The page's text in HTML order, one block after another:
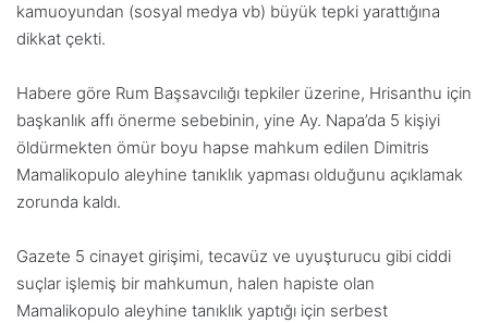
kamuoyundan (sosyal medya vb) büyük tepki yarattığına
dikkat çekti.
Habere göre Rum Başsavcılığı tepkiler üzerine, Hrisanthu için
başkanlık affı önerme sebebinin, yine Ay. Napa’da 5 kişiyi
öldürmekten ömür boyu hapse mahkum edilen Dimitris
Mamalikopulo aleyhine tanıklık yapması olduğunu açıklamak
zorunda kaldı.
Gazete 5 cinayet girişimi, tecavüz ve uyuşturucu gibi ciddi
suçlar işlemiş bir mahkumun, halen hapiste olan
Mamalikopulo aleyhine tanıklık yaptığı için serbest